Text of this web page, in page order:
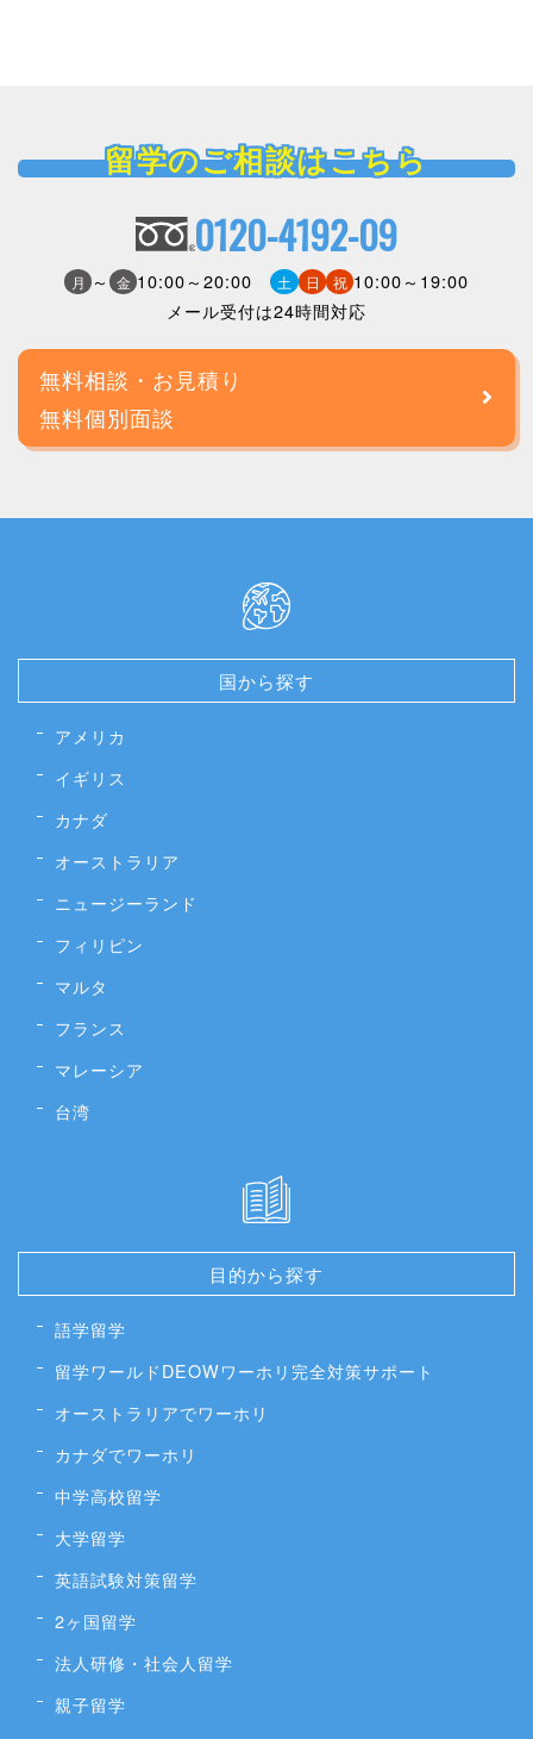
留学のご相談はこちら
0120-4192-09
月 ～ 金 10:00～20:00 土 日 祝 10:00～19:00
メール受付は24時間対応
無料相談・お見積り
無料個別面談
国から探す
アメリカ
イギリス
カナダ
オーストラリア
ニュージーランド
フィリピン
マルタ
フランス
マレーシア
台湾
目的から探す
語学留学
留学ワールドDEOWワーホリ完全対策サポート
オーストラリアでワーホリ
カナダでワーホリ
中学高校留学
大学留学
英語試験対策留学
2ヶ国留学
法人研修・社会人留学
親子留学